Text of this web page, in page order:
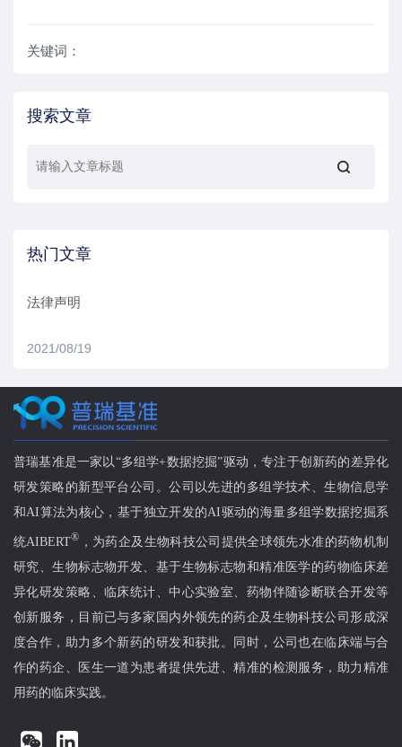
关键词：
搜索文章
热门文章
法律声明
2021/08/19
普瑞基准是一家以“多组学+数据挖掘”驱动，专注于创新药的差异化
研发策略的新型平台公司。公司以先进的多组学技术、生物信息学
和AI算法为核心，基于独立开发的AI驱动的海量多组学数据挖掘系
统AIBERT® ，为药企及生物科技公司提供全球领先水准的药物机制
研究、生物标志物开发、基于生物标志物和精准医学的药物临床差
异化研发策略、临床统计、中心实验室、药物伴随诊断联合开发等
创新服务，目前已与多家国内外领先的药企及生物科技公司形成深
度合作，助力多个新药的研发和获批。同时，公司也在临床端与合
作的药企、医生一道为患者提供先进、精准的检测服务，助力精准
用药的临床实践。